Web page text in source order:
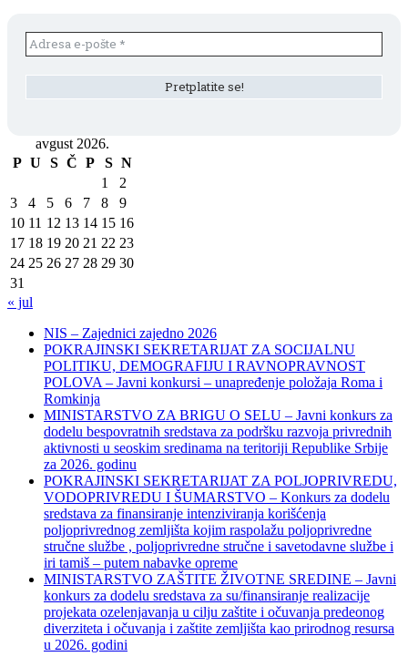
avgust 2026.
P U S Č P S N
1
2
3
4 5 6 7 8
9
10 11 12 13 14 15 16
17 18 19 20 21 22 23
24 25 26 27 28 29 30
31
« jul
NIS – Zajednici zajedno 2026
POKRAJINSKI SEKRETARIJAT ZA SOCIJALNU
POLITIKU, DEMOGRAFIJU I RAVNOPRAVNOST
POLOVA – Javni konkursi – unapređenje položaja Roma i
Romkinja
MINISTARSTVO ZA BRIGU O SELU – Javni konkurs za
dodelu bespovratnih sredstava za podršku razvoja privrednih
aktivnosti u seoskim sredinama na teritoriji Republike Srbije
za 2026. godinu
POKRAJINSKI SEKRETARIJAT ZA POLJOPRIVREDU,
VODOPRIVREDU I ŠUMARSTVO – Konkurs za dodelu
sredstava za finansiranje intenziviranja korišćenja
poljoprivrednog zemljišta kojim raspolažu poljoprivredne
stručne službe , poljoprivredne stručne i savetodavne službe i
iri tamiš ‒ putem nabavke opreme
MINISTARSTVO ZAŠTITE ŽIVOTNE SREDINE – Javni
konkurs za dodelu sredstava za su/finansiranje realizacije
projekata ozelenjavanja u cilju zaštite i očuvanja predeonog
diverziteta i očuvanja i zaštite zemljišta kao prirodnog resursa
u 2026. godini